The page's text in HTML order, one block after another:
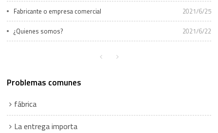
Fabricante o empresa comercial 2021/6/25
¿Quienes somos? 2021/6/22
Problemas comunes
fábrica
La entrega importa